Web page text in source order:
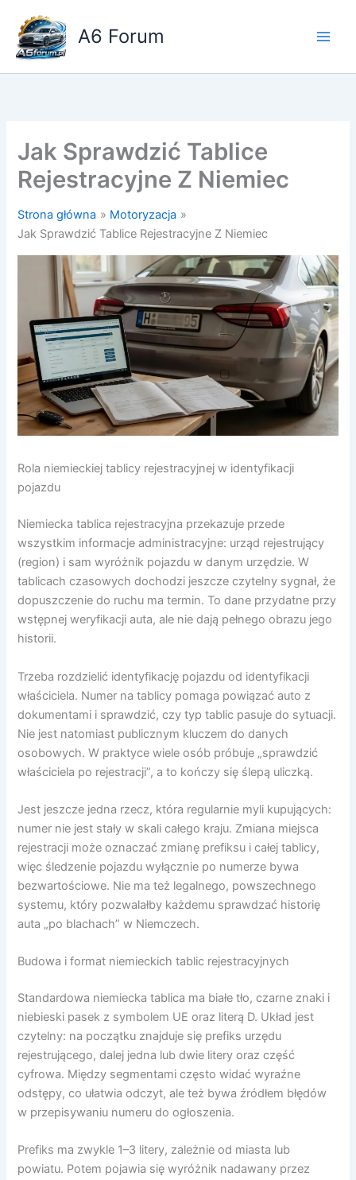
treści
A6 Forum
Jak Sprawdzić Tablice
Rejestracyjne Z Niemiec
Strona główna
Motoryzacja
Jak Sprawdzić Tablice Rejestracyjne Z Niemiec
Rola niemieckiej tablicy rejestracyjnej w identyfikacji
pojazdu
Niemiecka tablica rejestracyjna przekazuje przede
wszystkim informacje administracyjne: urząd rejestrujący
(region) i sam wyróżnik pojazdu w danym urzędzie. W
tablicach czasowych dochodzi jeszcze czytelny sygnał, że
dopuszczenie do ruchu ma termin. To dane przydatne przy
wstępnej weryfikacji auta, ale nie dają pełnego obrazu jego
historii.
Trzeba rozdzielić identyfikację pojazdu od identyfikacji
właściciela. Numer na tablicy pomaga powiązać auto z
dokumentami i sprawdzić, czy typ tablic pasuje do sytuacji.
Nie jest natomiast publicznym kluczem do danych
osobowych. W praktyce wiele osób próbuje „sprawdzić
właściciela po rejestracji”, a to kończy się ślepą uliczką.
Jest jeszcze jedna rzecz, która regularnie myli kupujących:
numer nie jest stały w skali całego kraju. Zmiana miejsca
rejestracji może oznaczać zmianę prefiksu i całej tablicy,
więc śledzenie pojazdu wyłącznie po numerze bywa
bezwartościowe. Nie ma też legalnego, powszechnego
systemu, który pozwalałby każdemu sprawdzać historię
auta „po blachach” w Niemczech.
Budowa i format niemieckich tablic rejestracyjnych
Standardowa niemiecka tablica ma białe tło, czarne znaki i
niebieski pasek z symbolem UE oraz literą D. Układ jest
czytelny: na początku znajduje się prefiks urzędu
rejestrującego, dalej jedna lub dwie litery oraz część
cyfrowa. Między segmentami często widać wyraźne
odstępy, co ułatwia odczyt, ale też bywa źródłem błędów
w przepisywaniu numeru do ogłoszenia.
Prefiks ma zwykle 1–3 litery, zależnie od miasta lub
powiatu. Potem pojawia się wyróżnik nadawany przez